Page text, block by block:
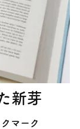
新芽
マーク